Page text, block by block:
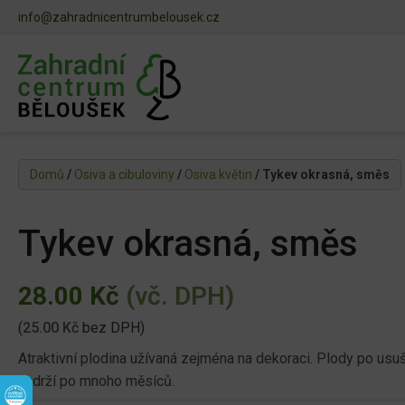
info@zahradnicentrumbelousek.cz
Domů / Osiva a cibuloviny / Osiva květin / Tykev okrasná, směs
Tykev okrasná, směs
28.00 Kč (vč. DPH)
(25.00 Kč bez DPH)
Atraktivní plodina užívaná zejména na dekoraci. Plody po
vydrží po mnoho měsíců.